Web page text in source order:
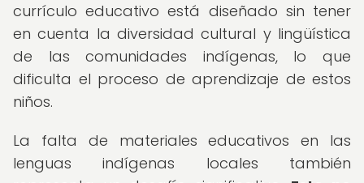
currículo educativo está diseñado sin tener
en cuenta la diversidad cultural y lingüística
de las comunidades indígenas, lo que
dificulta el proceso de aprendizaje de estos
niños.
La falta de materiales educativos en las
lenguas indígenas locales también